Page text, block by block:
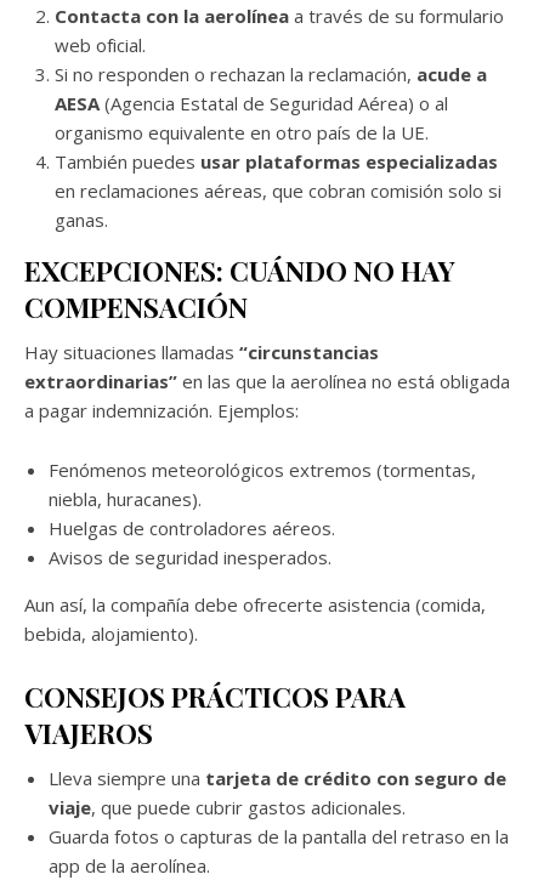
Contacta con la aerolínea a través de su formulario
web oficial.
Si no responden o rechazan la reclamación, acude a
AESA (Agencia Estatal de Seguridad Aérea) o al
organismo equivalente en otro país de la UE.
También puedes usar plataformas especializadas
en reclamaciones aéreas, que cobran comisión solo si
ganas.
EXCEPCIONES: CUÁNDO NO HAY
COMPENSACIÓN
Hay situaciones llamadas “circunstancias
extraordinarias” en las que la aerolínea no está obligada
a pagar indemnización. Ejemplos:
Fenómenos meteorológicos extremos (tormentas,
niebla, huracanes).
Huelgas de controladores aéreos.
Avisos de seguridad inesperados.
Aun así, la compañía debe ofrecerte asistencia (comida,
bebida, alojamiento).
CONSEJOS PRÁCTICOS PARA
VIAJEROS
Lleva siempre una tarjeta de crédito con seguro de
viaje, que puede cubrir gastos adicionales.
Guarda fotos o capturas de la pantalla del retraso en la
app de la aerolínea.